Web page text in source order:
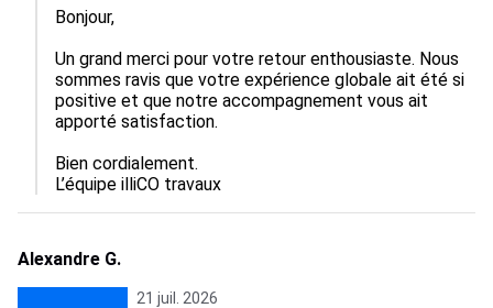
Bonjour,
Un grand merci pour votre retour enthousiaste. Nous
sommes ravis que votre expérience globale ait été si
positive et que notre accompagnement vous ait
apporté satisfaction.
Bien cordialement.
L’équipe illiCO travaux
Alexandre G.
21 juil. 2026